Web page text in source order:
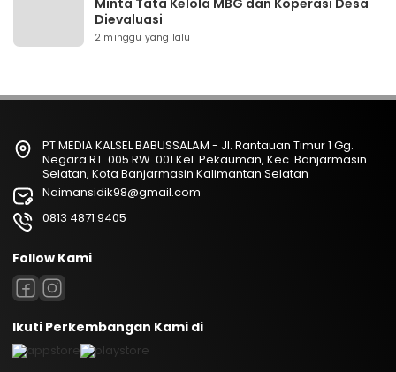
Minta Tata Kelola MBG dan Koperasi Desa
Dievaluasi
2 minggu yang lalu
PT MEDIA KALSEL BABUSSALAM - Jl. Rantauan Timur 1 Gg.
Negara RT. 005 RW. 001 Kel. Pekauman, Kec. Banjarmasin
Selatan, Kota Banjarmasin Kalimantan Selatan
Naimansidik98@gmail.com
0813 4871 9405
Follow Kami
Ikuti Perkembangan Kami di